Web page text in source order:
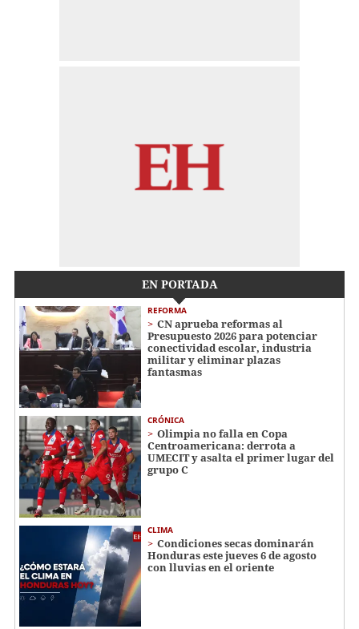
EN PORTADA
REFORMA
CN aprueba reformas al
Presupuesto 2026 para potenciar
conectividad escolar, industria
militar y eliminar plazas
fantasmas
CRÓNICA
Olimpia no falla en Copa
Centroamericana: derrota a
UMECIT y asalta el primer lugar del
grupo C
CLIMA
Condiciones secas dominarán
Honduras este jueves 6 de agosto
con lluvias en el oriente